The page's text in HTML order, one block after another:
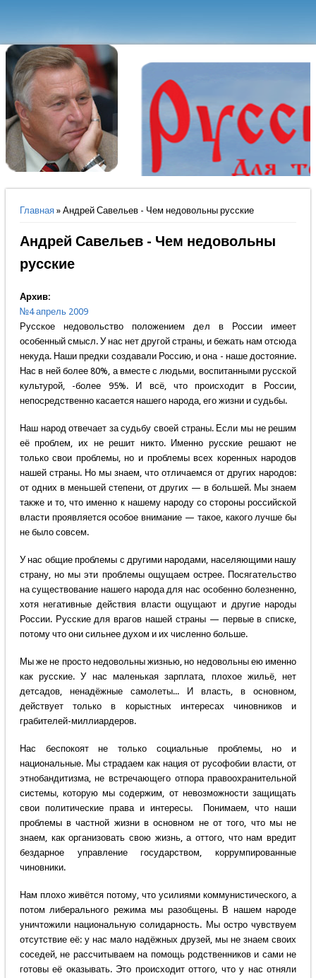
Вы здесь
Главная» Андрей Савельев - Чем недовольны русские
Андрей Савельев - Чем недовольны
русские
Архив:
№4 апрель 2009
Русское недовольство положением дел в России имеет
особенный смысл. У нас нет другой страны, и бежать нам отсюда
некуда. Наши предки создавали Россию, и она - наше достояние.
Нас в ней более 80%, а вместе с людьми, воспитанными русской
культурой, -более 95%. И всё, что происходит в России,
непосредственно касается нашего народа, его жизни и судьбы.
Наш народ отвечает за судьбу своей страны. Если мы не решим
её проблем, их не решит никто. Именно русские решают не
только свои проблемы, но и проблемы всех коренных народов
нашей страны. Но мы знаем, что отличаемся от других народов:
от одних в меньшей степени, от других — в большей. Мы знаем
также и то, что именно к нашему народу со стороны российской
власти проявляется особое внимание — такое, какого лучше бы
не было совсем.
У нас общие проблемы с другими народами, населяющими нашу
страну, но мы эти проблемы ощущаем острее. Посягательство
на существование нашего народа для нас особенно болезненно,
хотя негативные действия власти ощущают и другие народы
России. Русские для врагов нашей страны — первые в списке,
потому что они сильнее духом и их численно больше.
Мы же не просто недовольны жизнью, но недовольны ею именно
как русские. У нас маленькая зарплата, плохое жильё, нет
детсадов, ненадёжные самолеты... И власть, в основном,
действует только в корыстных интересах чиновников и
грабителей-миллиардеров.
Нас беспокоят не только социальные проблемы, но и
национальные. Мы страдаем как нация от русофобии власти, от
этнобандитизма, не встречающего отпора правоохранительной
системы, которую мы содержим, от невозможности защищать
свои политические права и интересы. Понимаем, что наши
проблемы в частной жизни в основном не от того, что мы не
знаем, как организовать свою жизнь, а оттого, что нам вредит
бездарное управление государством, коррумпированные
чиновники.
Нам плохо живётся потому, что усилиями коммунистического, а
потом либерального режима мы разобщены. В нашем народе
уничтожили национальную солидарность. Мы остро чувствуем
отсутствие её: у нас мало надёжных друзей, мы не знаем своих
соседей, не рассчитываем на помощь родственников и сами не
готовы её оказывать. Это происходит оттого, что у нас отняли